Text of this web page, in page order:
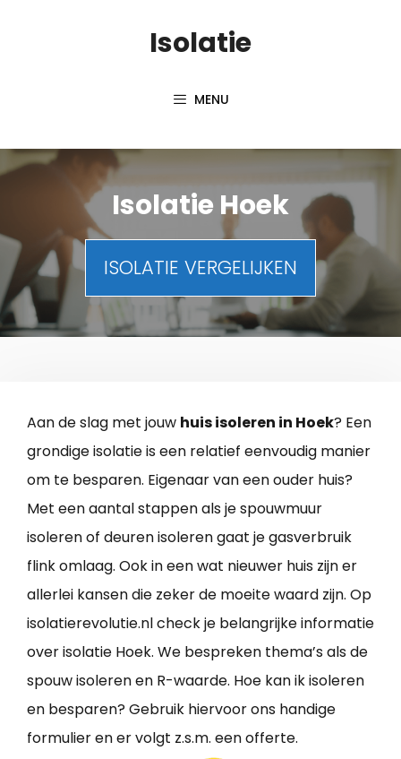
Isolatie
MENU
Isolatie Hoek
ISOLATIE VERGELIJKEN
Aan de slag met jouw huis isoleren in Hoek? Een
grondige isolatie is een relatief eenvoudig manier
om te besparen. Eigenaar van een ouder huis?
Met een aantal stappen als je spouwmuur
isoleren of deuren isoleren gaat je gasverbruik
flink omlaag. Ook in een wat nieuwer huis zijn er
allerlei kansen die zeker de moeite waard zijn. Op
isolatierevolutie.nl check je belangrijke informatie
over isolatie Hoek. We bespreken thema’s als de
spouw isoleren en R-waarde. Hoe kan ik isoleren
en besparen? Gebruik hiervoor ons handige
formulier en er volgt z.s.m. een offerte.